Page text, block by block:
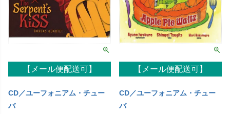
【メール便配送可】
CD／ユーフォニアム・チュー
バ
【メール便配送可】
CD／ユーフォニアム・チュー
バ